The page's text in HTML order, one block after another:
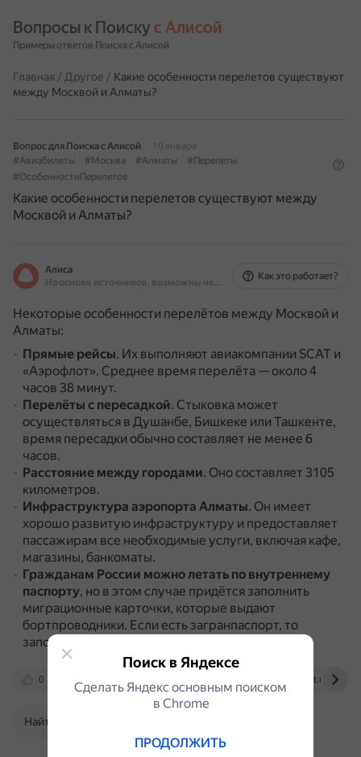
Вопросы к Поиску с Алисой
Примеры ответов Поиска с Алисой
Главная / Другое / Какие особенности перелетов существуют
между Москвой и Алматы?
Вопрос для Поиска с Алисой
10 января
#Авиабилеты
#Москва #Алматы
#Перелеты
#ОсобенностиПерелетов
Какие особенности перелетов существуют между
Москвой и Алматы?
Алиса
На основе источников, возможны неточности
Как это работает?
Некоторые особенности перелётов между Москвой и
Алматы:
Прямые рейсы. Их выполняют авиакомпании SCAT и
«Аэрофлот». Среднее время перелёта — около 4
часов 38 минут.
Перелёты с пересадкой. Стыковка может
осуществляться в Душанбе, Бишкеке или Ташкенте,
время пересадки обычно составляет не менее 6
часов.
Расстояние между городами. Оно составляет 3105
километров.
Инфраструктура аэропорта Алматы. Он имеет
хорошо развитую инфраструктуру и предоставляет
пассажирам все необходимые услуги, включая кафе,
магазины, банкоматы.
Гражданам России можно летать по внутреннему
паспорту, но в этом случае придётся заполнить
миграционные карточки, которые выдают
бортпроводники. Если есть загранпаспорт, то
заполнять карточку не нужно.
0 travelask.ru avticket.ru
Найти в Поиске
Поиск в Яндексе
Сделать Яндекс основным поиском
в Сhrome
ПРОДОЛЖИТЬ